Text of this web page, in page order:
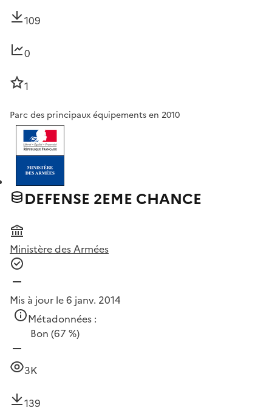
109
0
1
Parc des principaux équipements en 2010
DEFENSE 2EME CHANCE
Ministère des Armées
Mis à jour le 6 janv. 2014
Métadonnées :
Bon (67 %)
3K
139